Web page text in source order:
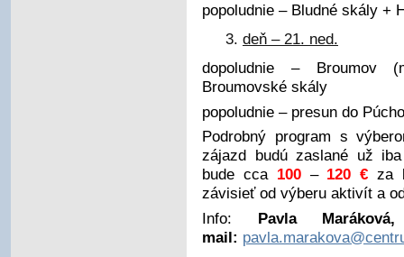
popoludnie – Bludné skály +
deň – 21. ned.
dopoludnie – Broumov
Broumovské skály
popoludnie – presun do
Podrobný program s
zájazd budú zaslané už
bude cca 100– 120 € za
závisieť od výberu aktivít a
Info: Pavla
mail: